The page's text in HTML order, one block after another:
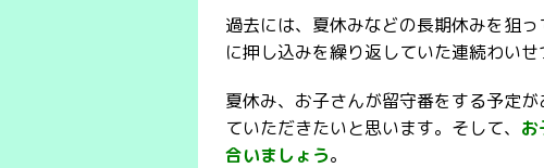
過去には、夏休みなどの長期休みを狙
に押し込みを繰り返していた連続わいせ
夏休み、お子さんが留守番をする予定
ていただきたいと思います。そして、 お
合いましょう。